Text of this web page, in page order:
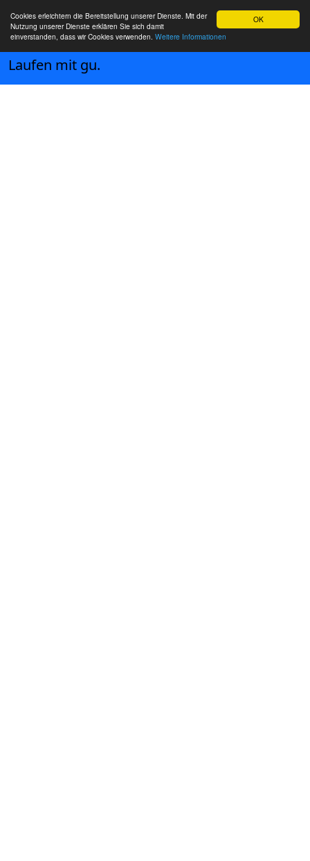
OK
Cookies erleichtern die Bereitstellung unserer Dienste. Mit der
Nutzung unserer Dienste erklären Sie sich damit
einverstanden, dass wir Cookies verwenden. Weitere Informationen
Laufen mit gu.